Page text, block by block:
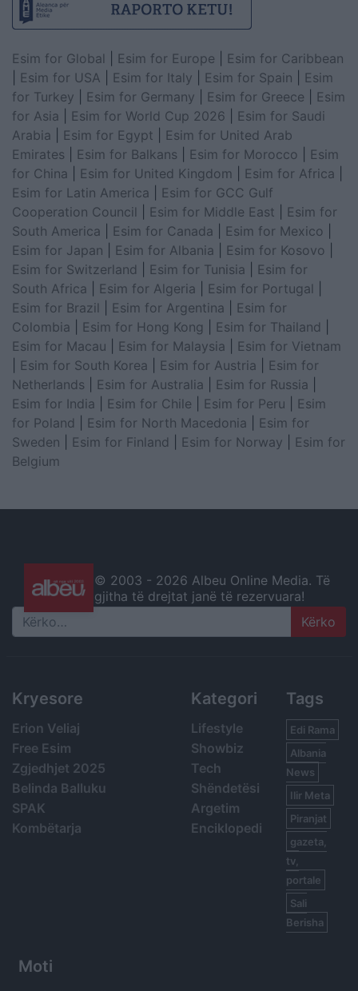
Esim for Global Esim for Europe
Esim for Caribbean
Esim for USA Esim for Italy Esim for Spain
Esim
for Turkey
Esim for Germany Esim for Greece
Esim
for Asia
Esim for World Cup 2026
Esim for Saudi
Arabia
Esim for Egypt
Esim for United Arab
Emirates
Esim for Balkans Esim for Morocco
Esim
for China
Esim for United Kingdom Esim for Africa
Esim for Latin America
Esim for GCC Gulf
Cooperation Council
Esim for Middle East
Esim for
South America
Esim for Canada Esim for Mexico
Esim for Japan
Esim for Albania Esim for Kosovo
Esim for Switzerland
Esim for Tunisia
Esim for
South Africa
Esim for Algeria Esim for Portugal
Esim for Brazil
Esim for Argentina
Esim for
Colombia
Esim for Hong Kong Esim for Thailand
Esim for Macau
Esim for Malaysia
Esim for Vietnam
Esim for South Korea Esim for Austria
Esim for
Netherlands
Esim for Australia Esim for Russia
Esim for India
Esim for Chile Esim for Peru
Esim
for Poland
Esim for North Macedonia
Esim for
Sweden
Esim for Finland Esim for Norway
Esim for
Belgium
© 2003 - 2026 Albeu Online Media. Të
gjitha të drejtat janë të rezervuara!
Search
Kryesore
Erion Veliaj
Free Esim
Zgjedhjet 2025
Belinda Balluku
SPAK
Kombëtarja
Kategori
Lifestyle
Showbiz
Tech
Shëndetësi
Argetim
Enciklopedi
Tags
Edi Rama
Albania
News
Ilir Meta
Piranjat
gazeta,
tv,
portale
Sali
Berisha
Moti